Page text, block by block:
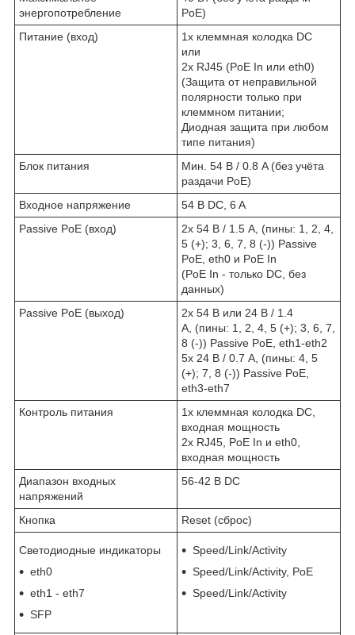
энергопотребление
PoE)
Питание (вход)
1х клеммная колодка DC
или
2х RJ45 (PoE In или eth0)
(Защита от неправильной
полярности только при
клеммном питании;
Диодная защита при любом
типе питания)
Блок питания
Мин. 54 В / 0.8 A (без учёта
раздачи PoE)
Входное напряжение
54 В DC, 6 A
Passive PoE (вход)
2х 54 В / 1.5 A, (пины: 1, 2, 4,
5 (+); 3, 6, 7, 8 (-)) Passive
PoE, eth0 и PoE In
(PoE In - только DC, без
данных)
Passive PoE (выход)
2х 54 В или 24 В / 1.4
A, (пины: 1, 2, 4, 5 (+); 3, 6, 7,
8 (-)) Passive PoE, eth1-eth2
5х 24 В / 0.7 A, (пины: 4, 5
(+); 7, 8 (-)) Passive PoE,
eth3-eth7
Контроль питания
1х клеммная колодка DC,
входная мощность
2х RJ45, PoE In и eth0,
входная мощность
Диапазон входных
напряжений
56-42 В DC
Кнопка Reset (сброс)
Светодиодные индикаторы
eth0
eth1 - eth7
SFP
Speed/Link/Activity
Speed/Link/Activity, PoE
Speed/Link/Activity